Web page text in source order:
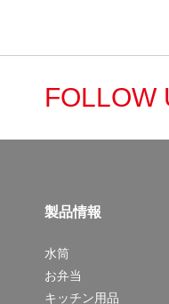
FOLLOW
製品情報
水筒
お弁当
キッチン用品